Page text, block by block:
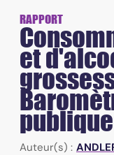
RAPPORT
et
Auteur(s) :